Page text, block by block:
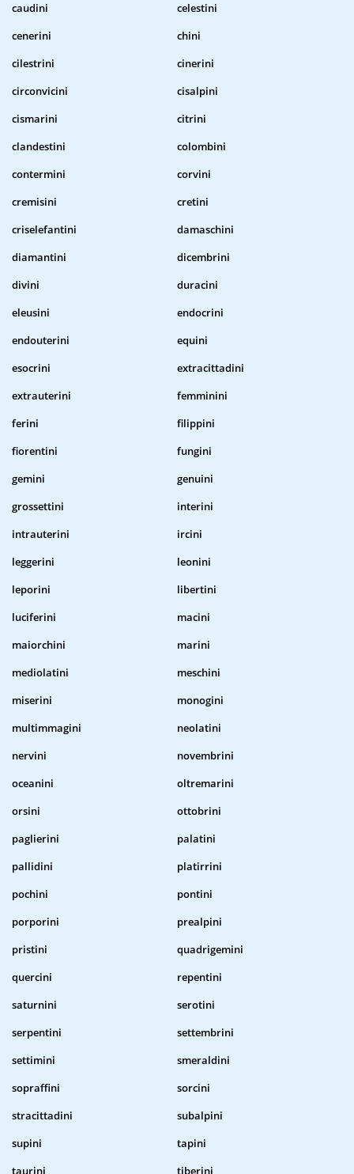
caudini
celestini
cenerini
chini
cilestrini
cinerini
circonvicini
cisalpini
cismarini
citrini
clandestini
colombini
contermini
corvini
cremisini
cretini
criselefantini
damaschini
diamantini
dicembrini
divini
duracini
eleusini
endocrini
endouterini
equini
esocrini
extracittadini
extrauterini
femminini
ferini
filippini
fiorentini
fungini
gemini
genuini
grossettini
interini
intrauterini
ircini
leggerini
leonini
leporini
libertini
luciferini
macini
maiorchini
marini
mediolatini
meschini
miserini
monogini
multimmagini
neolatini
nervini
novembrini
oceanini
oltremarini
orsini
ottobrini
paglierini
palatini
pallidini
platirrini
pochini
pontini
porporini
prealpini
pristini
quadrigemini
quercini
repentini
saturnini
serotini
serpentini
settembrini
settimini
smeraldini
sopraffini
sorcini
stracittadini
subalpini
supini
tapini
taurini
tiberini